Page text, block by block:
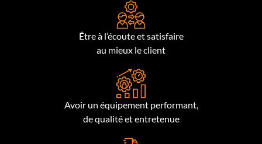
Être à l’écoute et satisfaire
au mieux le client
Avoir un équipement performant,
de qualité et entretenue